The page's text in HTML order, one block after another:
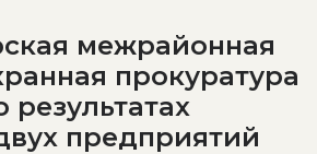
межрайонная
прокуратура
предприятий